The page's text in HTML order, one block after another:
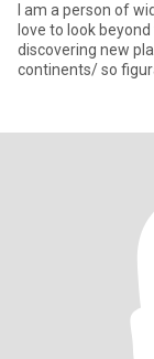
I am a person of
love to look
discovering new
continents/ so